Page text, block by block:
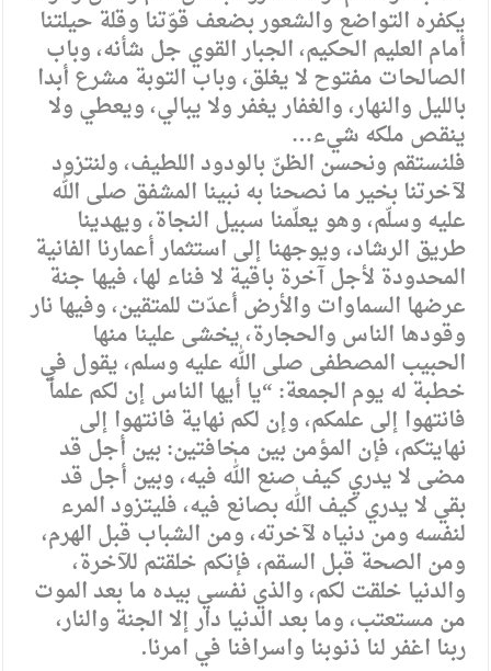
يكفره التواضع والشعور بضعف قوّتنا وقلة حيلتنا
أمام العليم الحكيم، الجبار القوي جل شأنه، وباب
الصالحات مفتوح لا يغلق، وباب التوبة مشرع أبدا
بالليل والنهار، والغفار يغفر ولا يبالي، ويعطي ولا
ينقص ملكه شيء…
فلنستقم ونحسن الظنّ بالودود اللطيف، ولنتزود
لآخرتنا بخير ما نصحنا به نبينا المشفق صلى الله
عليه وسلّم، وهو يعلّمنا سبيل النجاة، ويهدينا
طريق الرشاد، ويوجهنا إلى استثمار أعمارنا الفانية
المحدودة لأجل آخرة باقية لا فناء لها، فيها جنة
عرضها السماوات والأرض أعدّت للمتقين، وفيها نار
وقودها الناس والحجارة، يخشى علينا منها
الحبيب المصطفى صلى الله عليه وسلم، يقول في
خطبة له يوم الجمعة: “يا أيها الناس إن لكم علماً
فانتهوا إلى علمكم، وإن لكم نهاية فانتهوا إلى
نهايتكم، فإن المؤمن بين مخافتين: بين أجل قد
مضى لا يدري كيف صنع الله فيه، وبين أجل قد
بقي لا يدري كيف الله بصانع فيه، فليتزود المرء
لنفسه ومن دنياه لآخرته، ومن الشباب قبل الهرم،
ومن الصحة قبل السقم، فإنكم خلقتم للآخرة،
والدنيا خلقت لكم، والذي نفسي بيده ما بعد الموت
من مستعتب، وما بعد الدنيا دار إلا الجنة والنار،
ربنا اغفر لنا ذنوبنا واسرافنا في امرنا.